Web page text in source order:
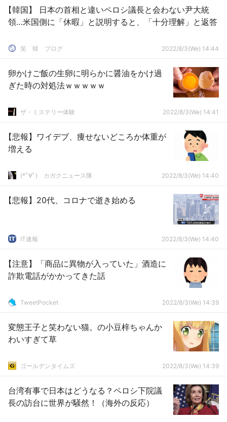
【韓国】 日本の首相と違いペロシ議長と会わない尹大統
領…米国側に「休暇」と説明すると、「十分理解」と返答
笑 韓 ブログ 2022/8/3(We) 14:44
卵かけご飯の生卵に明らかに醤油をかけ過
ぎた時の対処法ｗｗｗｗｗ
ザ・ミステリー体験 2022/8/3(We) 14:41
【悲報】ワイデブ、痩せないどころか体重が
増える
(*ﾟ∀ﾟ)ゞカガクニュース隊 2022/8/3(We) 14:40
【悲報】20代、コロナで逝き始める
IT速報 2022/8/3(We) 14:40
【注意】「商品に異物が入っていた」酒造に
詐欺電話がかかってきた話
TweetPocket 2022/8/3(We) 14:39
変態王子と笑わない猫。の小豆梓ちゃんか
わいすぎて草
ゴールデンタイムズ 2022/8/3(We) 14:39
台湾有事で日本はどうなる？ペロシ下院議
長の訪台に世界が騒然！（海外の反応）